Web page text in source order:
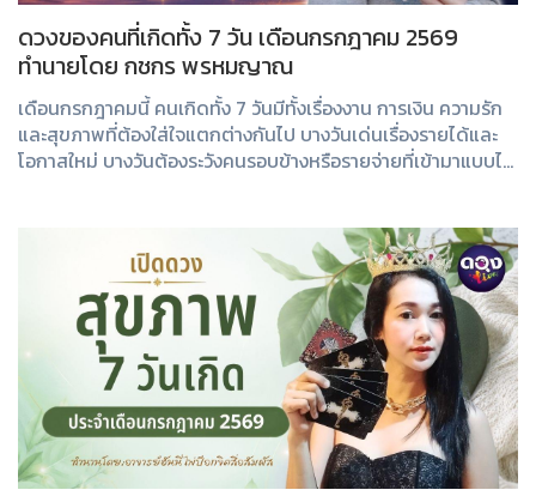
ดวงของคนที่เกิดทั้ง 7 วัน เดือนกรกฎาคม 2569
ทำนายโดย กชกร พรหมญาณ
เดือนกรกฎาคมนี้ คนเกิดทั้ง 7 วันมีทั้งเรื่องงาน การเงิน ความรัก
และสุขภาพที่ต้องใส่ใจแตกต่างกันไป บางวันเด่นเรื่องรายได้และ
โอกาสใหม่ บางวันต้องระวังคนรอบข้างหรือรายจ่ายที่เข้ามาแบบไม่